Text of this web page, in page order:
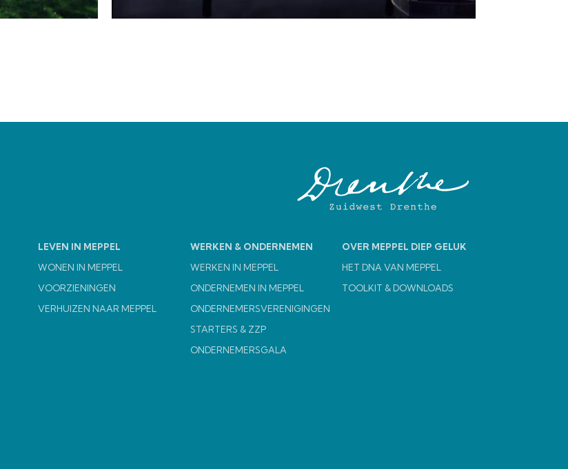
LEVEN IN MEPPEL
WONEN IN MEPPEL
VOORZIENINGEN
VERHUIZEN NAAR MEPPEL
WERKEN & ONDERNEMEN
WERKEN IN MEPPEL
ONDERNEMEN IN MEPPEL
ONDERNEMERSVERENIGINGEN
STARTERS & ZZP
ONDERNEMERSGALA
OVER MEPPEL DIEP GELUK
HET DNA VAN MEPPEL
TOOLKIT & DOWNLOADS